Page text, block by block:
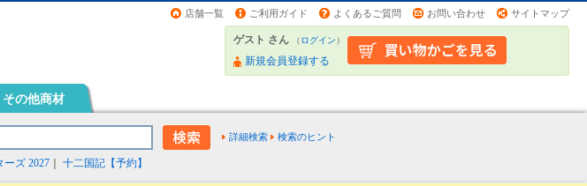
店舗一覧 ご利用ガイド よくあるご質問 お問い合わせ サイトマップ
ゲスト さん （ログイン）
新規会員登録する
その他商材
詳細検索 検索のヒント
ーズ 2027 十二国記【予約】